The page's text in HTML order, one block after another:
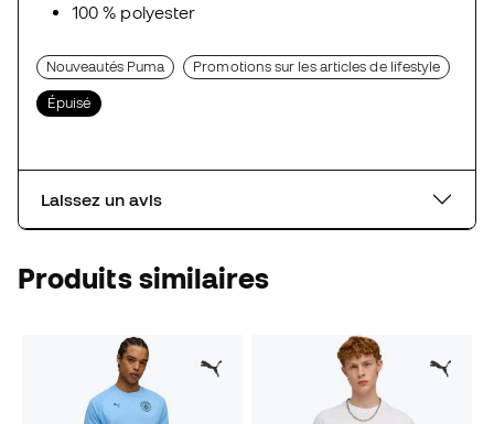
100 % polyester
Nouveautés Puma Promotions sur les articles de lifestyle
Épuisé
Laissez un avis
Produits similaires